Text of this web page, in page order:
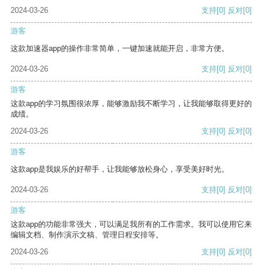
2024-03-26
支持[0] 反对[0]
游客
这款加速器app的操作非常简单，一键加速就能开启，非常方便。
2024-03-26 支持[0] 反对[0]
游客
这款app的学习氛围很浓厚，能够激励我不断学习，让我能够取得更好的
成绩。
2024-03-26
支持[0] 反对[0]
游客
这款app是我娱乐的好帮手，让我能够放松身心，享受美好时光。
2024-03-26 支持[0] 反对[0]
游客
这款app的功能非常强大，可以满足我所有的工作需求。我可以使用它来
编辑文档、制作演示文稿、管理日程安排等。
2024-03-26
支持[0] 反对[0]